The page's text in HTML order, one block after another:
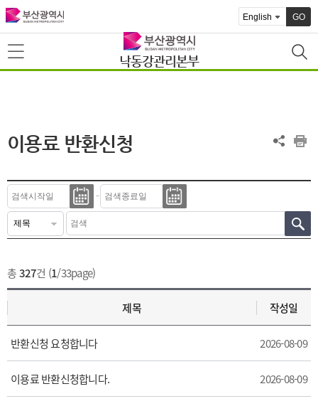
GO
낙동강관리본부
이용료 반환신청
-
총327건 (1/33page)
제목 작성일
반환신청 요청합니다 2026-08-09
이용료 반환신청합니다. 2026-08-09